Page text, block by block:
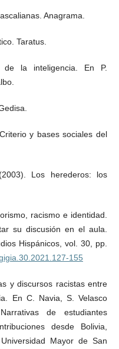
Anagrama.
Taratus.
de la inteligencia. En P.
y bases sociales del
Los herederos: los
racismo e identidad.
su discusión en el aula.
Hispánicos, vol. 30, pp.
155
y discursos racistas entre
En C. Navia, S. Velasco
de estudiantes
desde Bolivia,
Mayor de San